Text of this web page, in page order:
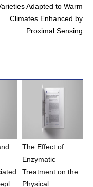
Adapted to Warm
Climates Enhanced by
Proximal Sensing
The Effect of
Enzymatic
Treatment on the
Physical